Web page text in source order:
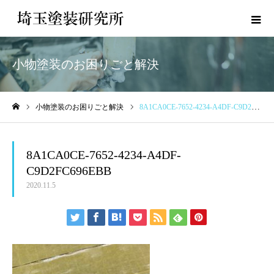
小物塗装のお困りごと解決
小物塗装のお困りごと解決 8A1CA0CE-7652-4234-A4DF-C9D2FC696EBB
8A1CA0CE-7652-4234-A4DF-
C9D2FC696EBB
2020.11.5